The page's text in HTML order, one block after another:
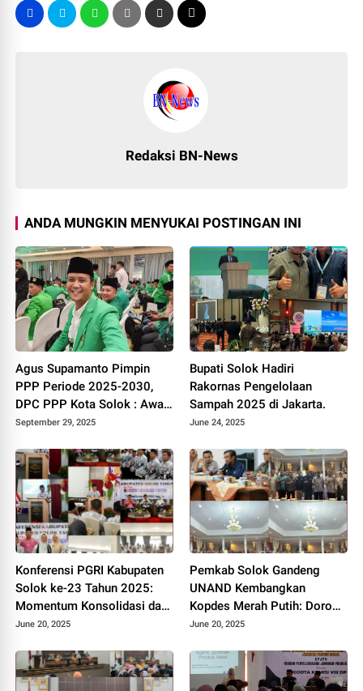
Redaksi BN-News
ANDA MUNGKIN MENYUKAI POSTINGAN INI
Agus Supamanto Pimpin
PPP Periode 2025-2030,
DPC PPP Kota Solok : Awal
Kebangkitan Partai Kabah
September 29, 2025
Bupati Solok Hadiri
Rakornas Pengelolaan
Sampah 2025 di Jakarta.
June 24, 2025
Konferensi PGRI Kabupaten
Solok ke-23 Tahun 2025:
Momentum Konsolidasi dan
Pemilihan Pengurus Baru.
June 20, 2025
Pemkab Solok Gandeng
UNAND Kembangkan
Kopdes Merah Putih: Dorong
Produksi Pupuk Organik dan
June 20, 2025